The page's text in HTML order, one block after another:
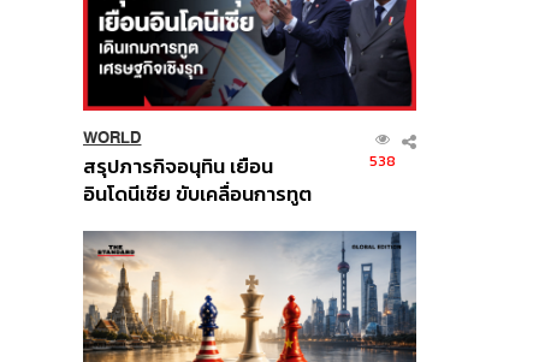
WORLD
สรุปภารกิจอนุทิน เยือน
อินโดนีเซีย ขับเคลื่อนการทูต
ส่วนยุทธศาสตร์ไทย –
อินโดนีเซีย
538